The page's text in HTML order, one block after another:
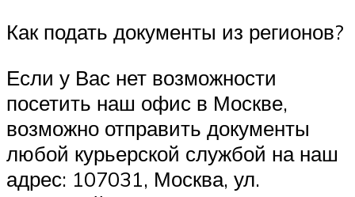
Как подать документы из регионов?
Если у Вас нет возможности
посетить наш офис в Москве,
возможно отправить документы
любой курьерской службой на наш
адрес: 107031, Москва, ул.